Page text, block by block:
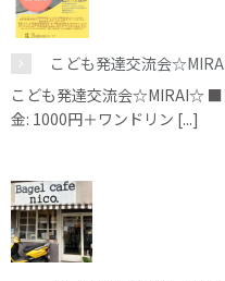
こども発達交流会
こども発達交流会☆MIRAI☆ ■
金: 1000円＋ワンドリン [...]